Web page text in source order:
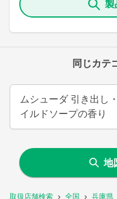
取扱店舗検索 全国 兵庫県
製
同じカテ
ムシューダ 引き出し
イルドソープの香り
地